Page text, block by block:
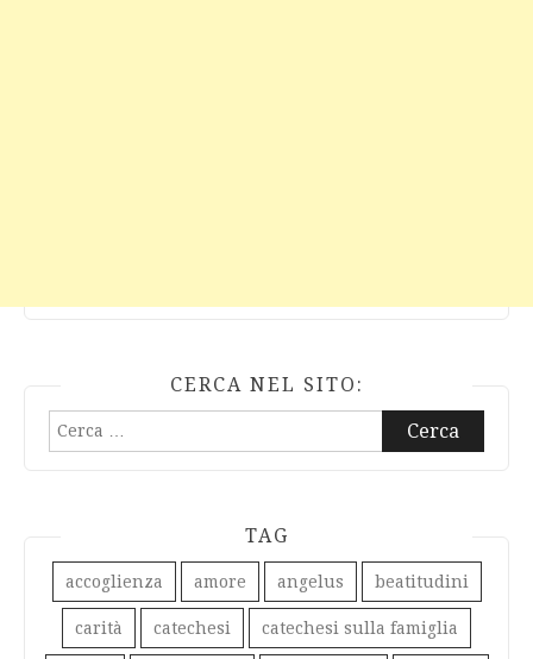
CERCA NEL SITO:
Ricerca
TAG
accoglienza amore angelus beatitudini
carità catechesi catechesi sulla famiglia